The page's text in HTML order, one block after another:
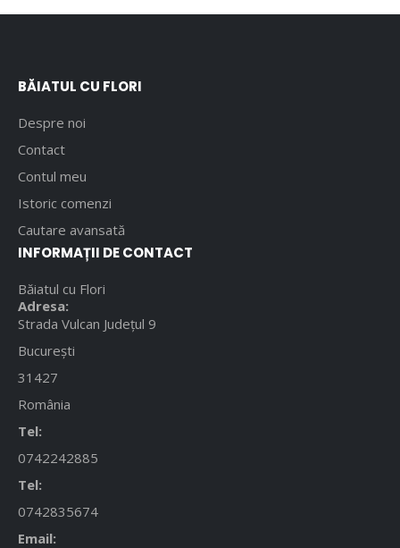
BĂIATUL CU FLORI
Despre noi
Contact
Contul meu
Istoric comenzi
Cautare avansată
INFORMAȚII DE CONTACT
Băiatul cu Flori
Adresa:
Strada Vulcan Județul 9
București
31427
România
Tel:
0742242885
Tel:
0742835674
Email: